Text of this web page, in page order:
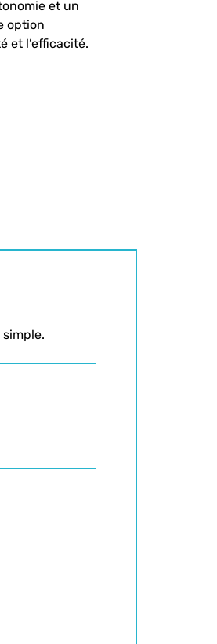
et un
option
et l’efficacité​.